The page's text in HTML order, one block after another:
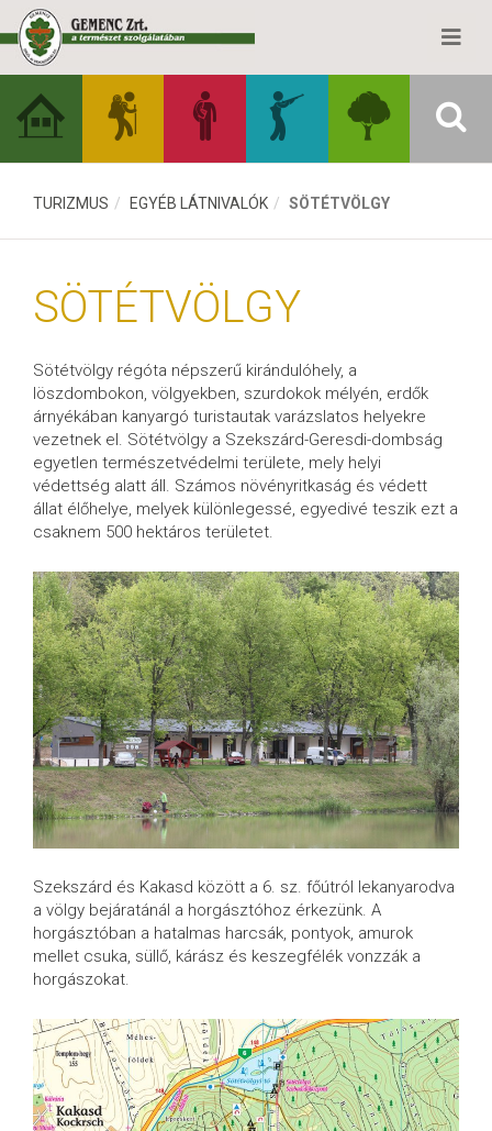
TURIZMUS EGYÉB LÁTNIVALÓK SÖTÉTVÖLGY
SÖTÉTVÖLGY
Sötétvölgy régóta népszerű kirándulóhely, a
löszdombokon, völgyekben, szurdokok mélyén, erdők
árnyékában kanyargó turistautak varázslatos helyekre
vezetnek el. Sötétvölgy a Szekszárd-Geresdi-dombság
egyetlen természetvédelmi területe, mely helyi
védettség alatt áll. Számos növényritkaság és védett
állat élőhelye, melyek különlegessé, egyedivé teszik ezt a
csaknem 500 hektáros területet.
Szekszárd és Kakasd között a 6. sz. főútról lekanyarodva
a völgy bejáratánál a horgásztóhoz érkezünk. A
horgásztóban a hatalmas harcsák, pontyok, amurok
mellet csuka, süllő, kárász és keszegfélék vonzzák a
horgászokat.